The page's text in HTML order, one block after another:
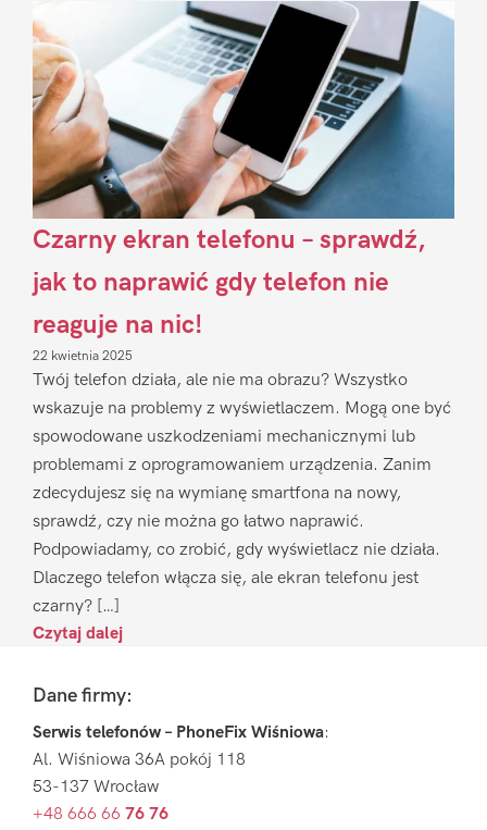
Czarny ekran telefonu – sprawdź,
jak to naprawić gdy telefon nie
reaguje na nic!
22 kwietnia 2025
Twój telefon działa, ale nie ma obrazu? Wszystko
wskazuje na problemy z wyświetlaczem. Mogą one być
spowodowane uszkodzeniami mechanicznymi lub
problemami z oprogramowaniem urządzenia. Zanim
zdecydujesz się na wymianę smartfona na nowy,
sprawdź, czy nie można go łatwo naprawić.
Podpowiadamy, co zrobić, gdy wyświetlacz nie działa.
Dlaczego telefon włącza się, ale ekran telefonu jest
czarny? […]
Czytaj dalej
FooterDane firmy:
Serwis telefonów – PhoneFix Wiśniowa:
Al. Wiśniowa 36A pokój 118
53-137 Wrocław
+48 666 66 76 76